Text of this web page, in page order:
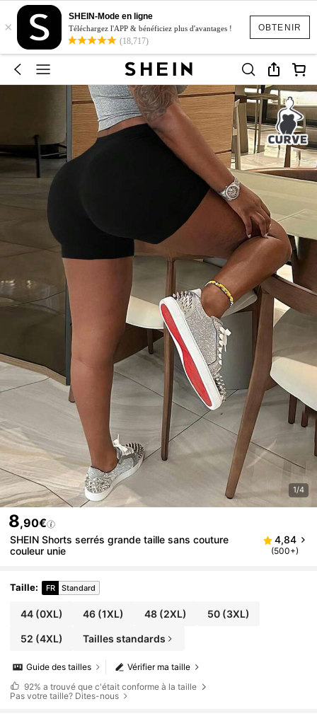
OBTENIR
×
SHEIN-Mode en ligne
Téléchargez l'APP & bénéficiez plus d'avantages !
(18,717)
1/4
8,90€
SHEIN Shorts serrés grande taille sans couture
couleur unie
4,84
(500+)
Taille: FR Standard
44(0XL) 46 (1XL) 48(2XL) 50(3XL)
52 (4XL) Tailles standards
Vérifier ma taille
Guide des tailles
92% a trouvé que c'était conforme à la taille
Pas votre taille? Dites-nous